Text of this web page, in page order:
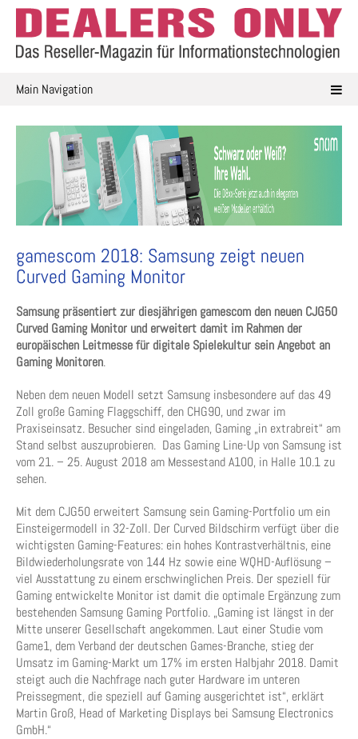
Skip
content
Main Navigation
gamescom 2018: Samsung zeigt neuen
Curved Gaming Monitor
Samsung präsentiert zur diesjährigen gamescom den neuen CJG50
Curved Gaming Monitor und erweitert damit im Rahmen der
europäischen Leitmesse für digitale Spielekultur sein Angebot an
Gaming Monitoren.
Neben dem neuen Modell setzt Samsung insbesondere auf das 49
Zoll große Gaming Flaggschiff, den CHG90, und zwar im
Praxiseinsatz. Besucher sind eingeladen, Gaming „in extrabreit“ am
Stand selbst auszuprobieren. Das Gaming Line-Up von Samsung ist
vom 21. – 25. August 2018 am Messestand A100, in Halle 10.1 zu
sehen.
Mit dem CJG50 erweitert Samsung sein Gaming-Portfolio um ein
Einsteigermodell in 32-Zoll. Der Curved Bildschirm verfügt über die
wichtigsten Gaming-Features: ein hohes Kontrastverhältnis, eine
Bildwiederholungsrate von 144 Hz sowie eine WQHD-Auflösung –
viel Ausstattung zu einem erschwinglichen Preis. Der speziell für
Gaming entwickelte Monitor ist damit die optimale Ergänzung zum
bestehenden Samsung Gaming Portfolio. „Gaming ist längst in der
Mitte unserer Gesellschaft angekommen. Laut einer Studie vom
Game1, dem Verband der deutschen Games-Branche, stieg der
Umsatz im Gaming-Markt um 17% im ersten Halbjahr 2018. Damit
steigt auch die Nachfrage nach guter Hardware im unteren
Preissegment, die speziell auf Gaming ausgerichtet ist“, erklärt
Martin Groß, Head of Marketing Displays bei Samsung Electronics
GmbH.“